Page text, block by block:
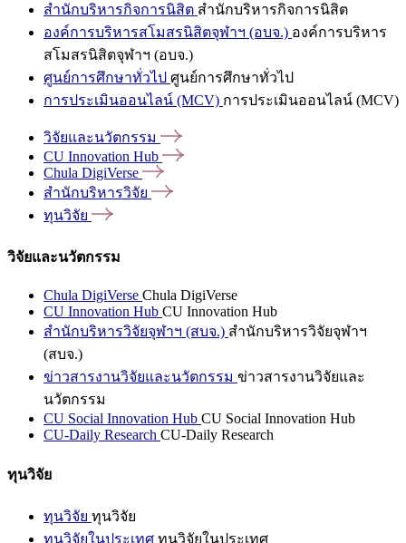
สำนักบริหารกิจการนิสิต สำนักบริหารกิจการนิสิต
องค์การบริหารสโมสรนิสิตจุฬาฯ (อบจ.) องค์การบริหาร
สโมสรนิสิตจุฬาฯ (อบจ.)
ศูนย์การศึกษาทั่วไป ศูนย์การศึกษาทั่วไป
การประเมินออนไลน์ (MCV) การประเมินออนไลน์ (MCV)
วิจัยและนวัตกรรม
CU Innovation Hub
Chula DigiVerse
สำนักบริหารวิจัย
ทุนวิจัย
วิจัยและนวัตกรรม
Chula DigiVerse Chula DigiVerse
CU Innovation Hub CU Innovation Hub
สำนักบริหารวิจัยจุฬาฯ (สบจ.) สำนักบริหารวิจัยจุฬาฯ
(สบจ.)
ข่าวสารงานวิจัยและนวัตกรรม ข่าวสารงานวิจัยและ
นวัตกรรม
CU Social Innovation Hub CU Social Innovation Hub
CU-Daily Research CU-Daily Research
ทุนวิจัย
ทุนวิจัย ทุนวิจัย
ทุนวิจัยในประเทศ ทุนวิจัยในประเทศ